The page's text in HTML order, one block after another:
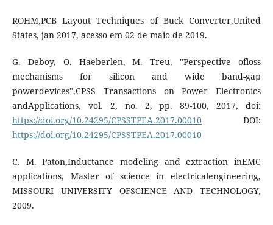
ROHM,PCB Layout Techniques of Buck Converter,United
States, jan 2017, acesso em 02 de maio de 2019.
G. Deboy, O. Haeberlen, M. Treu, "Perspective ofloss
mechanisms for silicon and wide band-gap
powerdevices",CPSS Transactions on Power Electronics
andApplications, vol. 2, no. 2, pp. 89-100, 2017, doi:
https://doi.org/10.24295/CPSSTPEA.2017.00010DOI:
https://doi.org/10.24295/CPSSTPEA.2017.00010
C. M. Paton,Inductance modeling and extraction inEMC
applications, Master of science in electricalengineering,
MISSOURI UNIVERSITY OFSCIENCE AND TECHNOLOGY,
2009.